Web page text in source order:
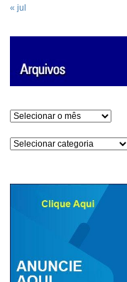
« jul
Arquivos
Categorias